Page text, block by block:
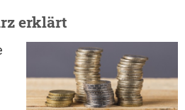
erklärt